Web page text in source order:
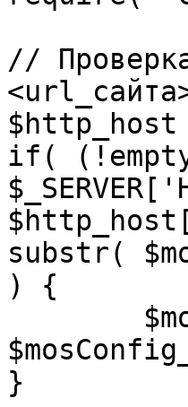
//
$http_host
if(
substr(
) {
}